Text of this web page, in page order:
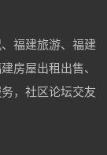
福建旅游、福建
房屋出租出售、
，社区论坛交友